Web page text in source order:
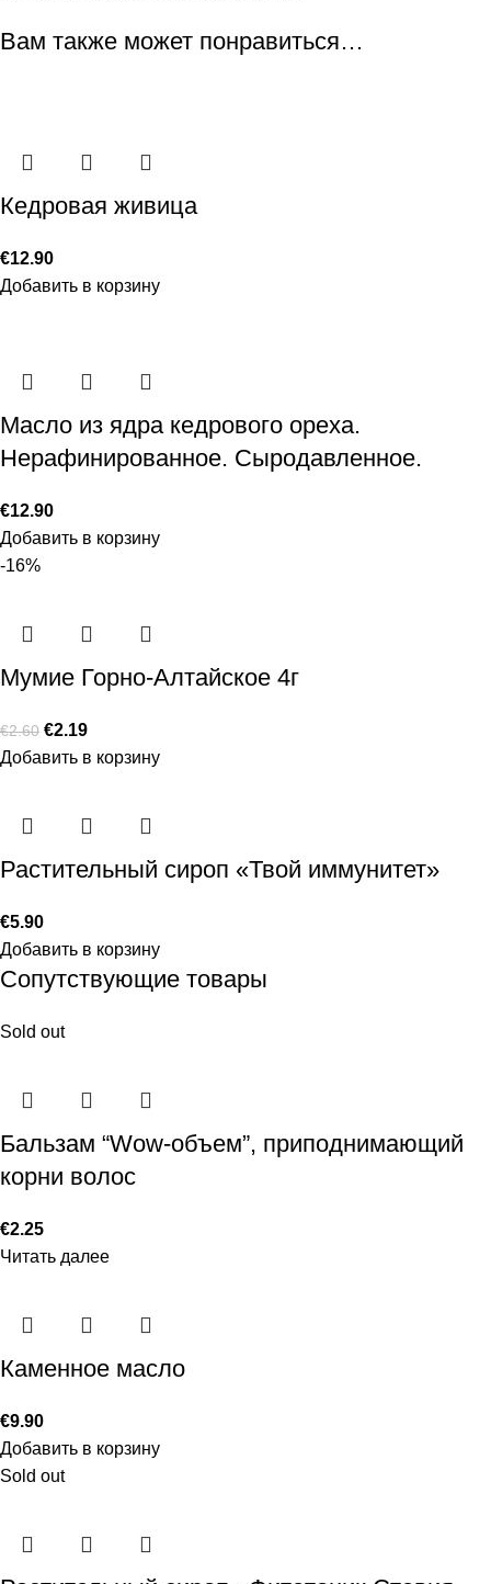
Вам также может понравиться…
Кедровая живица
€12.90
Добавить в корзину
Масло из ядра кедрового ореха.
Нерафинированное. Сыродавленное.
€12.90
Добавить в корзину
-16%
Мумие Горно-Алтайское 4г
€2.60 €2.19
Добавить в корзину
Растительный сироп «Твой иммунитет»
€5.90
Добавить в корзину
Сопутствующие товары
Sold out
Бальзам “Wow-объем”, приподнимающий
корни волос
€2.25
Читать далее
Каменное масло
€9.90
Добавить в корзину
Sold out